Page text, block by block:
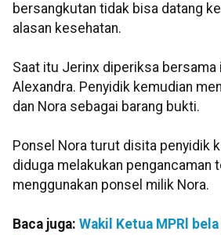
bersangkutan tidak bisa datang
alasan kesehatan.
Saat itu Jerinx diperiksa bersama
Alexandra. Penyidik kemudian
dan Nora sebagai barang bukti.
Ponsel Nora turut disita penyidik
diduga melakukan pengancaman
menggunakan ponsel milik Nora.
Baca juga: Wakil Ketua MPRl